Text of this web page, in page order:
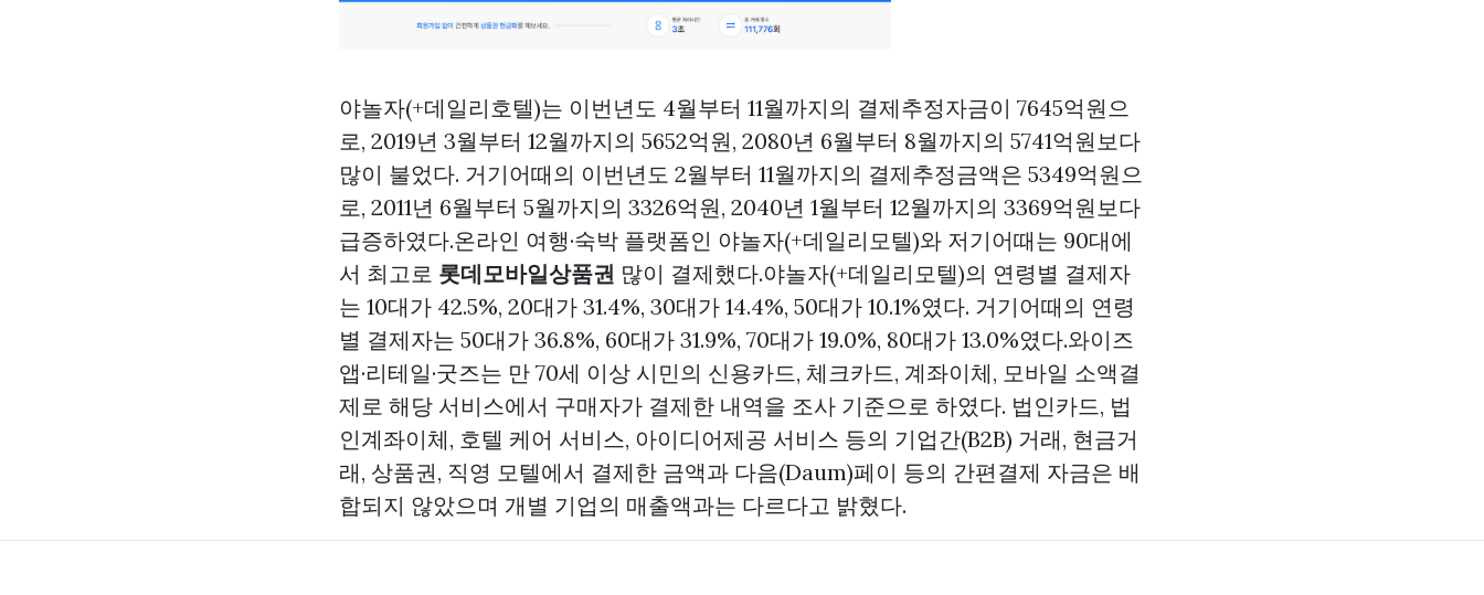
야놀자(+데일리호텔)는 이번년도 4월부터 11월까지의 결제추정자금이 7645억원으
로, 2019년 3월부터 12월까지의 5652억원, 2080년 6월부터 8월까지의 5741억원보다
많이 불었다. 거기어때의 이번년도 2월부터 11월까지의 결제추정금액은 5349억원으
로, 2011년 6월부터 5월까지의 3326억원, 2040년 1월부터 12월까지의 3369억원보다
급증하였다.온라인 여행·숙박 플랫폼인 야놀자(+데일리모텔)와 저기어때는 90대에
서 최고로 롯데모바일상품권 많이 결제했다.야놀자(+데일리모텔)의 연령별 결제자
는 10대가 42.5%, 20대가 31.4%, 30대가 14.4%, 50대가 10.1%였다. 거기어때의 연령
별 결제자는 50대가 36.8%, 60대가 31.9%, 70대가 19.0%, 80대가 13.0%였다.와이즈
앱·리테일·굿즈는 만 70세 이상 시민의 신용카드, 체크카드, 계좌이체, 모바일 소액결
제로 해당 서비스에서 구매자가 결제한 내역을 조사 기준으로 하였다. 법인카드, 법
인계좌이체, 호텔 케어 서비스, 아이디어제공 서비스 등의 기업간(B2B) 거래, 현금거
래, 상품권, 직영 모텔에서 결제한 금액과 다음(Daum)페이 등의 간편결제 자금은 배
합되지 않았으며 개별 기업의 매출액과는 다르다고 밝혔다.